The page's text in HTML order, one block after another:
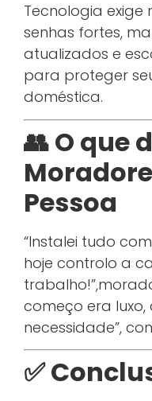
Tecnologia exige
senhas fortes,
atualizados e
para proteger
doméstica.
👥 O que
Pessoa
“Instalei tudo
hoje controlo a
começo era
necessidade”,
✅